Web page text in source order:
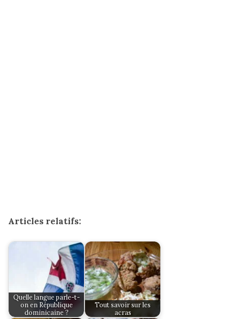
Articles relatifs:
Quelle langue parle-t-
on en République
dominicaine ?
Tout savoir sur les
acras